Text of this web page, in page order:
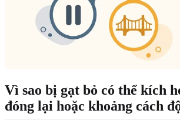
Vì sao bị gạt bỏ có thể kích
đóng lại hoặc khoảng cách